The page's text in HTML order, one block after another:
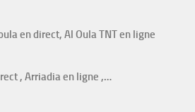
en direct, Al Oula TNT en ligne
, Arriadia en ligne ,…